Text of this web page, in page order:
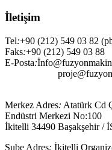
İletişim
Tel:+90 (212) 549 03 82
Faks:+90 (212) 549 03 88
E-Posta:
Merkez Adres: Atatürk Cd
Endüstri Merkezi No:100
İkitelli 34490 Başakşehir /
Şube Adres: İkitelli